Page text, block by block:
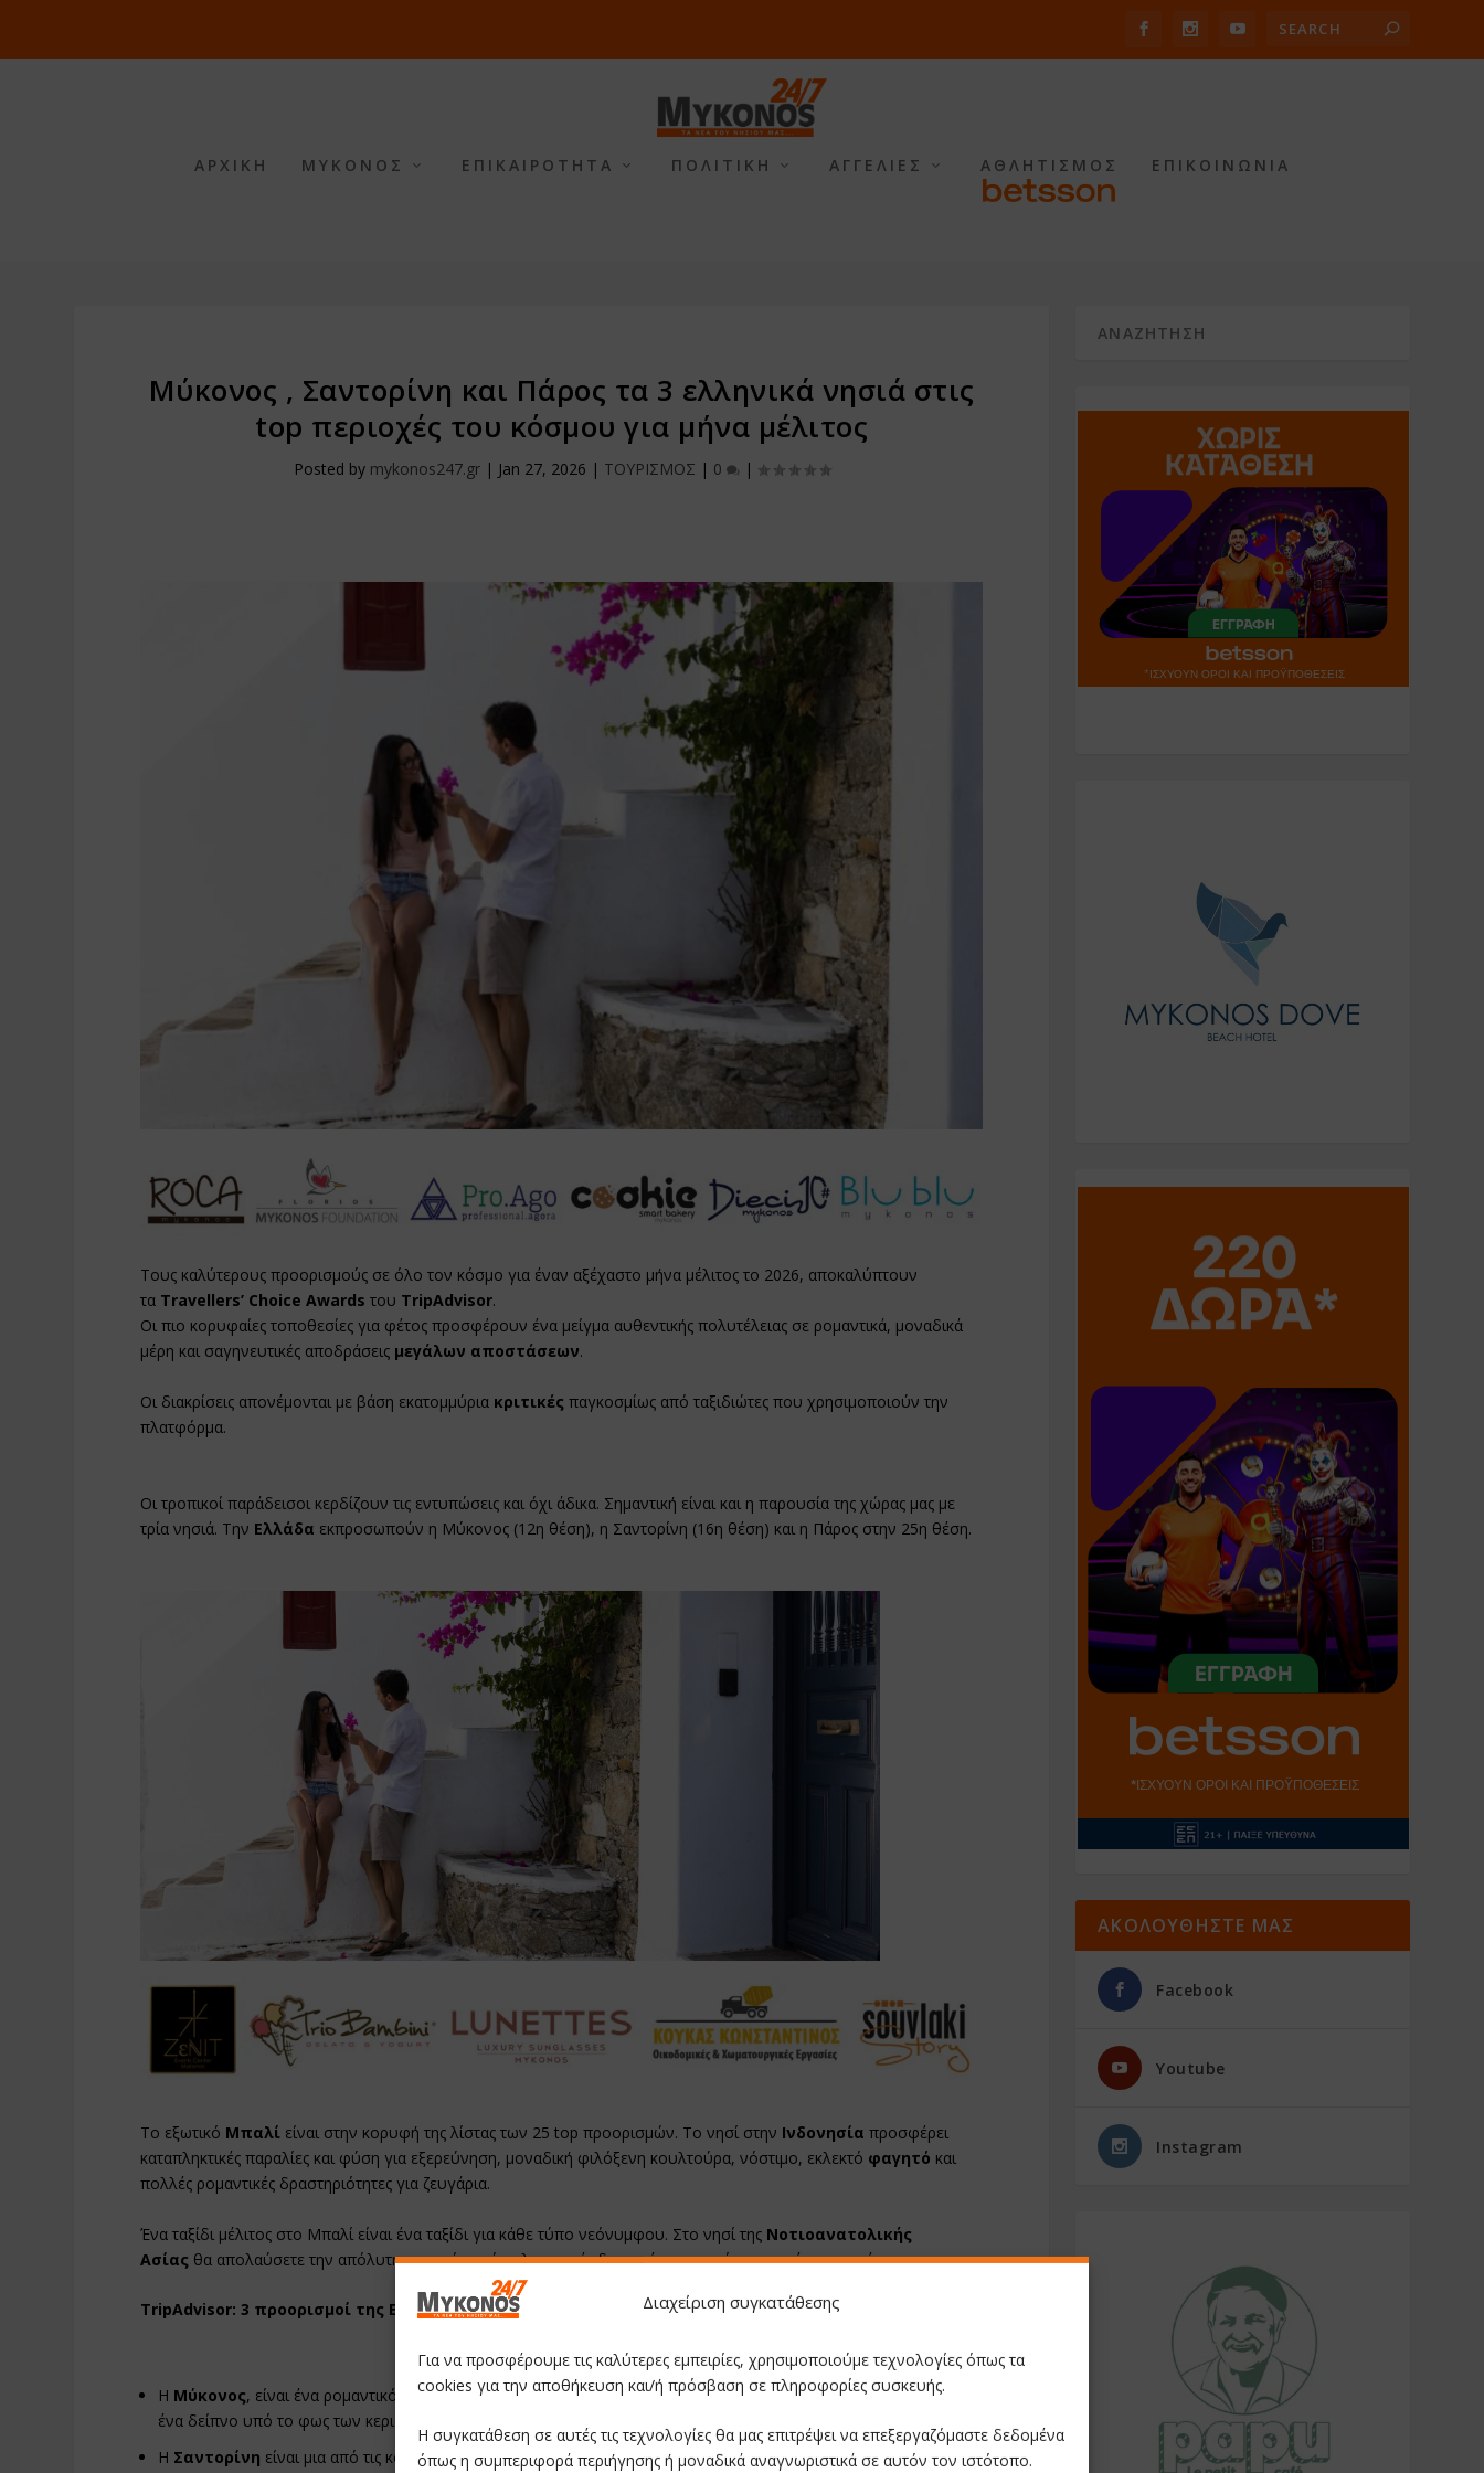
Διαχείριση συγκατάθεσης
Για να προσφέρουμε τις καλύτερες εμπειρίες, χρησιμοποιούμε τεχνολογίες όπως τα
cookies για την αποθήκευση και/ή πρόσβαση σε πληροφορίες συσκευής.
Η συγκατάθεση σε αυτές τις τεχνολογίες θα μας επιτρέψει να επεξεργαζόμαστε δεδομένα
όπως η συμπεριφορά περιήγησης ή μοναδικά αναγνωριστικά σε αυτόν τον ιστότοπο.
ΑΡΧΙΚΗ ΜΥΚΟΝΟΣ ΕΠΙΚΑΙΡΟΤΗΤΑ ΠΟΛΙΤΙΚΗ ΑΓΓΕΛΙΕΣ ΑΘΛΗΤΙΣΜΟΣ ΕΠΙΚΟΙΝΩΝΙΑ
Μύκονος , Σαντορίνη και Πάρος τα 3 ελληνικά νησιά στις
top περιοχές του κόσμου για μήνα μέλιτος
Posted by mykonos247.gr| Jan 27, 2026 | ΤΟΥΡΙΣΜΟΣ | 0 |
Τους καλύτερους προορισμούς σε όλο τον κόσμο για έναν αξέχαστο μήνα μέλιτος το 2026, αποκαλύπτουν
τα Travellers’ Choice Awardsτου TripAdvisor.
Οι πιο κορυφαίες τοποθεσίες για φέτος προσφέρουν ένα μείγμα αυθεντικής πολυτέλειας σε ρομαντικά, μοναδικά
μέρη και σαγηνευτικές αποδράσεις μεγάλων αποστάσεων.
Οι διακρίσεις απονέμονται με βάση εκατομμύρια κριτικέςπαγκοσμίως από ταξιδιώτες που χρησιμοποιούν την
πλατφόρμα.
Οι τροπικοί παράδεισοι κερδίζουν τις εντυπώσεις και όχι άδικα. Σημαντική είναι και η παρουσία της χώρας μας με
τρία νησιά. Την Ελλάδα εκπροσωπούν η Μύκονος (12η θέση), η Σαντορίνη (16η θέση) και η Πάρος στην 25η θέση.
Το εξωτικό Μπαλί είναι στην κορυφή της λίστας των 25 top προορισμών. Το νησί στην Ινδονησία προσφέρει
καταπληκτικές παραλίες και φύση για εξερεύνηση, μοναδική φιλόξενη κουλτούρα, νόστιμο, εκλεκτό φαγητό και
πολλές ρομαντικές δραστηριότητες για ζευγάρια.
Ένα ταξίδι μέλιτος στο Μπαλί είναι ένα ταξίδι για κάθε τύπο νεόνυμφου. Στο νησί της Νοτιοανατολικής
Ασίας θα απολαύσετε την απόλυτη εμπειρία από χαλαρωτικές διακοπές των ονείρων σας έως περιπέτεια.
TripAdvisor: 3 προορισμοί της Ελλάδας στους top για μήνα μέλιτος
Η Μύκονος, είναι ένα ρομαντικό νησί της Μεσογείου γιαζευγάρια, με αρκετές ιδανικές επιλογές για δύο, όπως
ένα δείπνο υπό το φως των κεριών δίπλα στα κύματα.
Η Σαντορίνη είναι μια από τις κορυφαίες επιλογές για όσους θέλουν να κάνουν το μήνα του μέλιτος τους
ΑΚΟΛΟΥΘΗΣΤΕ ΜΑΣ
Facebook
Youtube
Instagram